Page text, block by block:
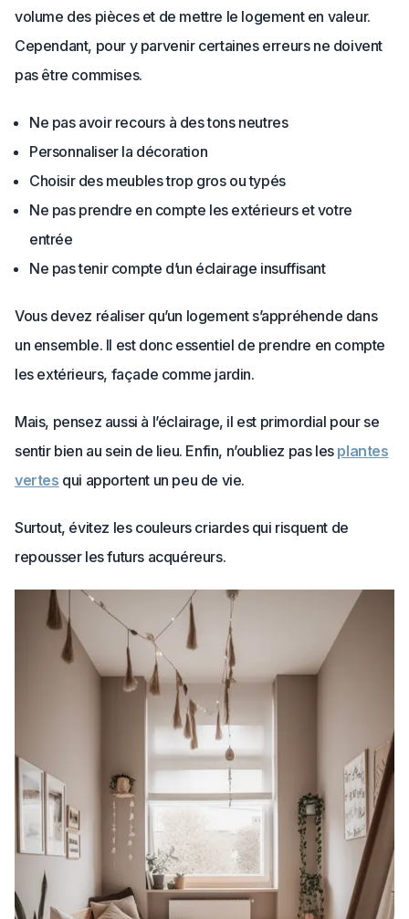
volume des pièces et de mettre le logement en valeur.
Cependant, pour y parvenir certaines erreurs ne doivent
pas être commises.
Ne pas avoir recours à des tons neutres
Personnaliser la décoration
Choisir des meubles trop gros ou typés
Ne pas prendre en compte les extérieurs et votre
entrée
Ne pas tenir compte d’un éclairage insuffisant
Vous devez réaliser qu’un logement s’appréhende dans
un ensemble. Il est donc essentiel de prendre en compte
les extérieurs, façade comme jardin.
Mais, pensez aussi à l’éclairage, il est primordial pour se
sentir bien au sein de lieu. Enfin, n’oubliez pas les plantes
vertes qui apportent un peu de vie.
Surtout, évitez les couleurs criardes qui risquent de
repousser les futurs acquéreurs.